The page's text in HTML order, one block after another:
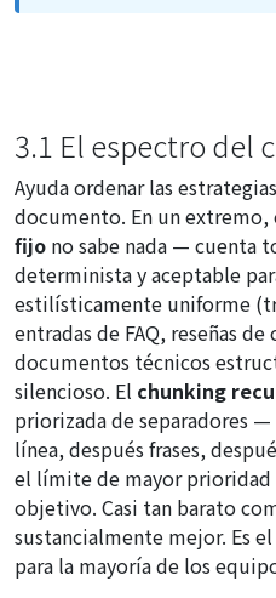
3.1 El espectro del
Ayuda ordenar las
documento. En un extremo,
fijo no sabe nada — cuenta
determinista y aceptable
estilísticamente uniforme
entradas de FAQ, reseñas
documentos técnicos
silencioso. El chunking
priorizada de separadores
línea, después frases,
el límite de mayor
objetivo. Casi tan barato
sustancialmente mejor. Es
para la mayoría de los